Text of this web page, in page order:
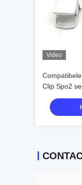
Video
Clip Spo2